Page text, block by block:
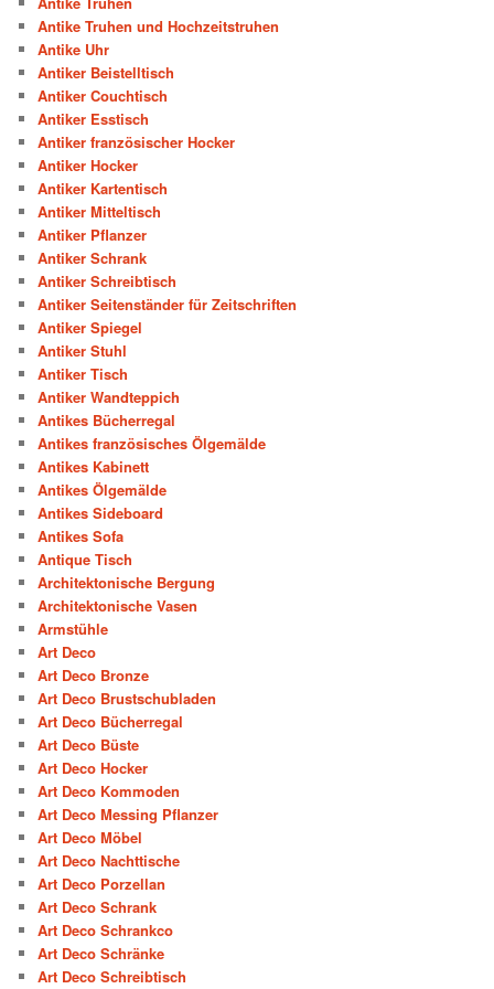
Antike Truhen und Hochzeitstruhen
Antike Uhr
Antiker Beistelltisch
Antiker Couchtisch
Antiker Esstisch
Antiker französischer Hocker
Antiker Hocker
Antiker Kartentisch
Antiker Mitteltisch
Antiker Pflanzer
Antiker Schrank
Antiker Schreibtisch
Antiker Seitenständer für Zeitschriften
Antiker Spiegel
Antiker Stuhl
Antiker Tisch
Antiker Wandteppich
Antikes Bücherregal
Antikes französisches Ölgemälde
Antikes Kabinett
Antikes Ölgemälde
Antikes Sideboard
Antikes Sofa
Antique Tisch
Architektonische Bergung
Architektonische Vasen
Armstühle
Art Deco
Art Deco Bronze
Art Deco Brustschubladen
Art Deco Bücherregal
Art Deco Büste
Art Deco Hocker
Art Deco Kommoden
Art Deco Messing Pflanzer
Art Deco Möbel
Art Deco Nachttische
Art Deco Porzellan
Art Deco Schrank
Art Deco Schrankco
Art Deco Schränke
Art Deco Schreibtisch